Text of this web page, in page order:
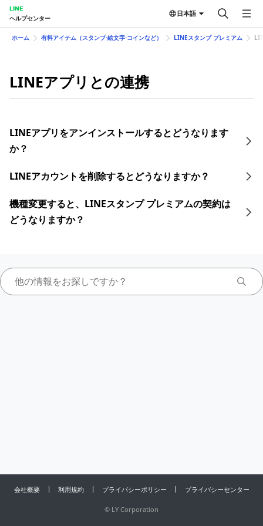
LINE
ヘルプセンター
日本語
ホーム 有料アイテム（スタンプ⋅絵文字⋅コインなど） LINEスタンプ プレミアム
LINEアプリとの連携
LINEアプリをアンインストールするとどうなります
か？
LINEアカウントを削除するとどうなりますか？
機種変更すると、LINEスタンプ プレミアムの契約は
どうなりますか？
会社概要 利用規約 プライバシーポリシー プライバシーセンター
© LY Corporation